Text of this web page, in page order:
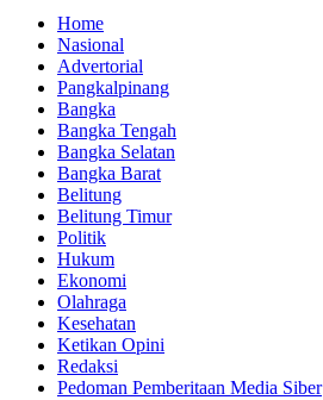
Home
Nasional
Advertorial
Pangkalpinang
Bangka
Bangka Tengah
Bangka Selatan
Bangka Barat
Belitung
Belitung Timur
Politik
Hukum
Ekonomi
Olahraga
Kesehatan
Ketikan Opini
Redaksi
Pedoman Pemberitaan Media Siber